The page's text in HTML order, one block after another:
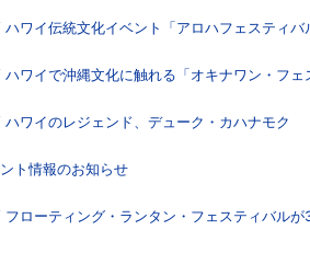
ワイ伝統文化イベント「アロハフェスティバ
ワイで沖縄文化に触れる「オキナワン・フェ
ワイのレジェンド、デューク・カハナモク
ト情報のお知らせ
ローティング・ランタン・フェスティバルが